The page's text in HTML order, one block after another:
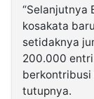
“Selanjutnya
kosakata
setidaknya
200.000
berkontribusi
tutupnya.